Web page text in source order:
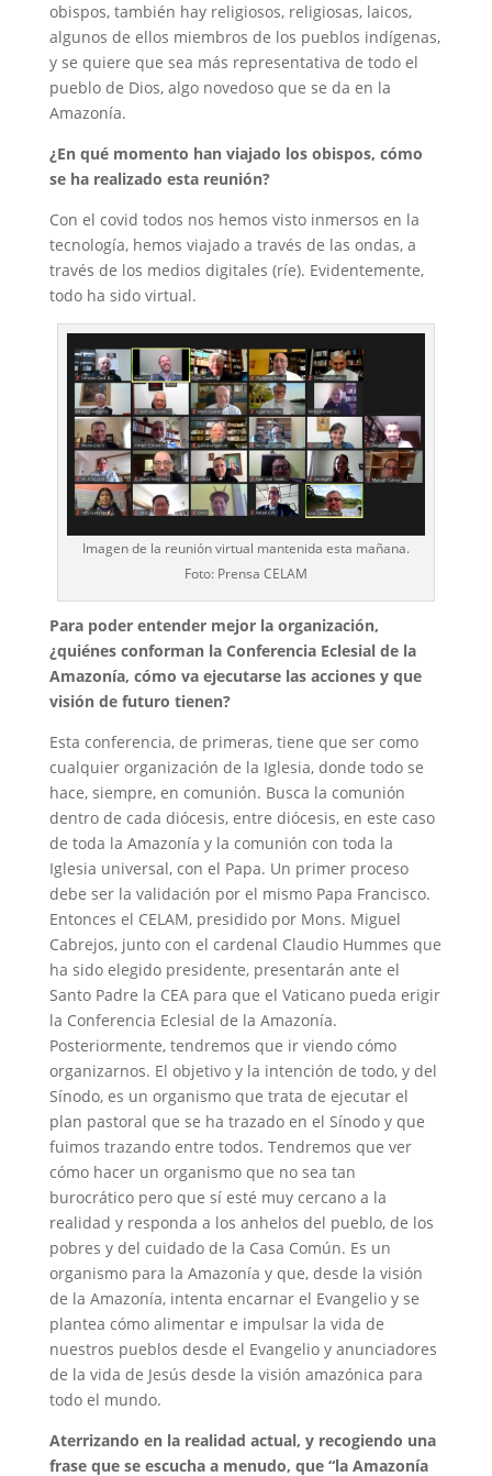
obispos, también hay religiosos, religiosas, laicos,
algunos de ellos miembros de los pueblos indígenas,
y se quiere que sea más representativa de todo el
pueblo de Dios, algo novedoso que se da en la
Amazonía.
¿En qué momento han viajado los obispos, cómo
se ha realizado esta reunión?
Con el covid todos nos hemos visto inmersos en la
tecnología, hemos viajado a través de las ondas, a
través de los medios digitales (ríe). Evidentemente,
todo ha sido virtual.
Imagen de la reunión virtual mantenida esta mañana.
Foto: Prensa CELAM
Para poder entender mejor la organización,
¿quiénes conforman la Conferencia Eclesial de la
Amazonía, cómo va ejecutarse las acciones y que
visión de futuro tienen?
Esta conferencia, de primeras, tiene que ser como
cualquier organización de la Iglesia, donde todo se
hace, siempre, en comunión. Busca la comunión
dentro de cada diócesis, entre diócesis, en este caso
de toda la Amazonía y la comunión con toda la
Iglesia universal, con el Papa. Un primer proceso
debe ser la validación por el mismo Papa Francisco.
Entonces el CELAM, presidido por Mons. Miguel
Cabrejos, junto con el cardenal Claudio Hummes que
ha sido elegido presidente, presentarán ante el
Santo Padre la CEA para que el Vaticano pueda erigir
la Conferencia Eclesial de la Amazonía.
Posteriormente, tendremos que ir viendo cómo
organizarnos. El objetivo y la intención de todo, y del
Sínodo, es un organismo que trata de ejecutar el
plan pastoral que se ha trazado en el Sínodo y que
fuimos trazando entre todos. Tendremos que ver
cómo hacer un organismo que no sea tan
burocrático pero que sí esté muy cercano a la
realidad y responda a los anhelos del pueblo, de los
pobres y del cuidado de la Casa Común. Es un
organismo para la Amazonía y que, desde la visión
de la Amazonía, intenta encarnar el Evangelio y se
plantea cómo alimentar e impulsar la vida de
nuestros pueblos desde el Evangelio y anunciadores
de la vida de Jesús desde la visión amazónica para
todo el mundo.
Aterrizando en la realidad actual, y recogiendo una
frase que se escucha a menudo, que “la Amazonía